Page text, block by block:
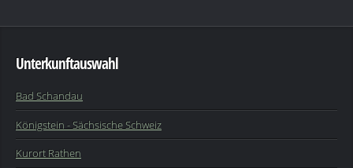
Unterkunftauswahl
Bad Schandau
Königstein - Sächsische Schweiz
Kurort Rathen